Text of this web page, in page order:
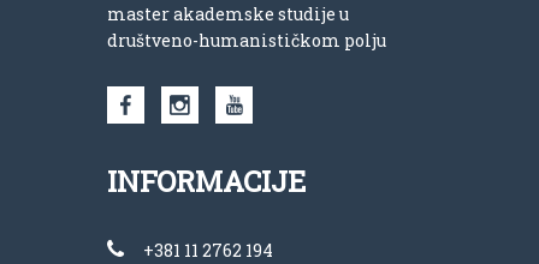
master akademske studije u
društveno-humanističkom polju
INFORMACIJE
+381 11 2762 194